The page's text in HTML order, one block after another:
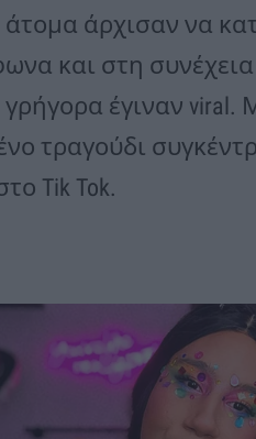
άρχισαν να
και στη
έγιναν viral.
τραγούδι
Tik Tok.